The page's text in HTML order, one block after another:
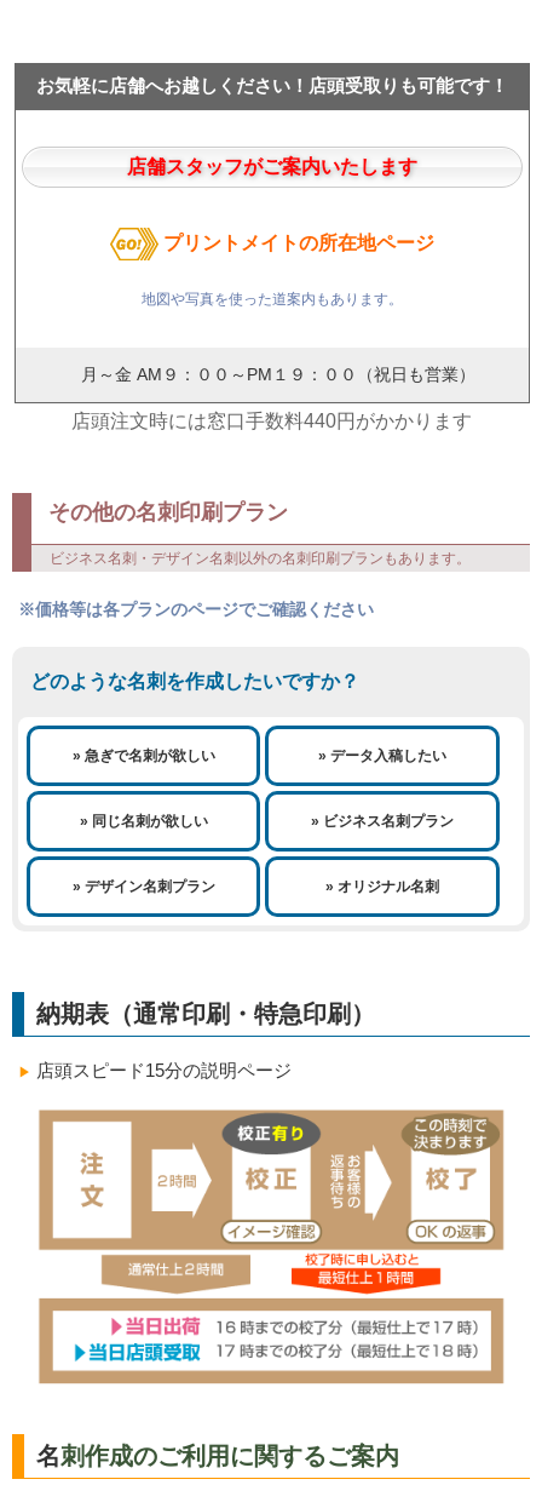
お気軽に店舗へお越しください！店頭受取りも可能です！
店舗スタッフがご案内いたします
プリントメイトの所在地ページ
地図や写真を使った道案内もあります。
月～金 AM９：００～PM１９：００（祝日も営業）
店頭注文時には窓口手数料440円がかかります
その他の名刺印刷プラン
ビジネス名刺・デザイン名刺以外の名刺印刷プランもあります。
※価格等は各プランのページでご確認ください
どのような名刺を作成したいですか？
» 急ぎで名刺が欲しい » データ入稿したい
» 同じ名刺が欲しい » ビジネス名刺プラン
» デザイン名刺プラン » オリジナル名刺
納期表（通常印刷・特急印刷）
▶ 店頭スピード15分の説明ページ
名刺作成のご利用に関するご案内